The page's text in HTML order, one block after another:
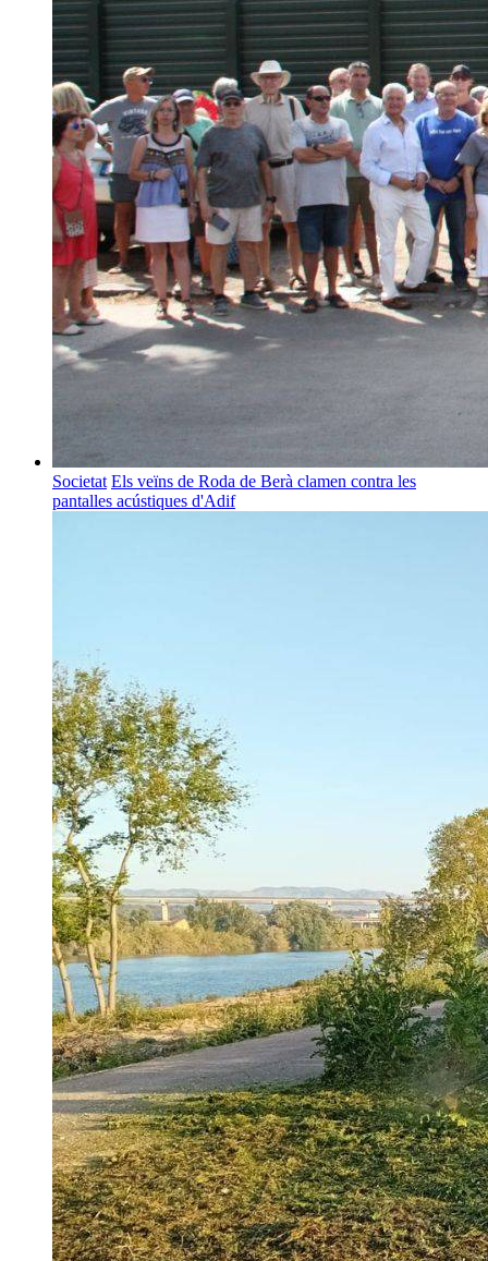
Societat Els veïns de Roda de Berà clamen contra les
pantalles acústiques d'Adif